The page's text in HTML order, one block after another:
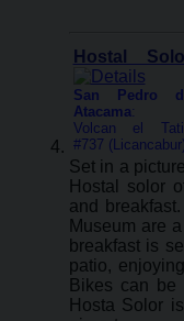
Hostal
San Pedro
Atacama:
Volcan el
#737 (Licancabur)
Set in a
Hostal solor
and
Museum are
breakfast is
patio,
Bikes can be
Hosta Solor